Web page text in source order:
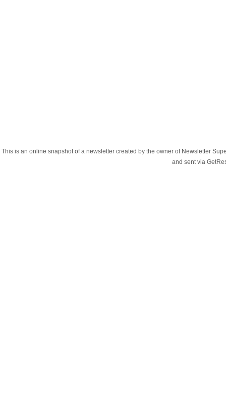
This is an online snapshot of a newsletter created by the owner of Newsletter
and sent via